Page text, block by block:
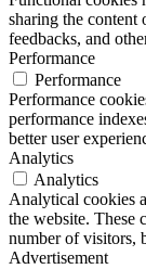
sharing the content
feedbacks, and
Performance
Performance
Performance
performance
better user
Analytics
Analytics
Analytical cookies
the website. These
number of visitors,
Advertisement